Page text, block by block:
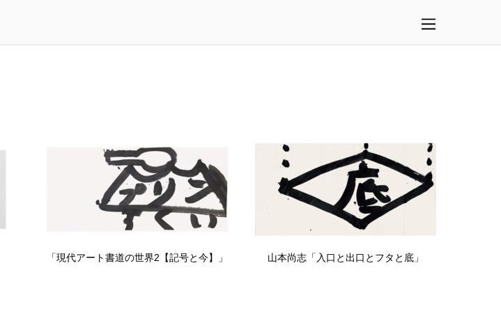
「現代アート書道の世界2【記号と今】」 山本尚志「入口と出口とフタと底」